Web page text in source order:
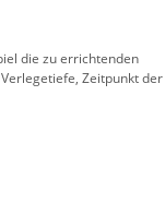
die zu errichtenden
Zeitpunkt der